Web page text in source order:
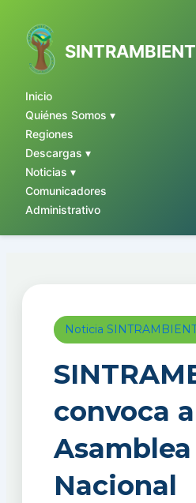
Inicio
Quiénes Somos ▾
Regiones
Descargas ▾
Noticias ▾
Comunicadores
Administrativo
contenido
Noticia
convoca a
Asamblea
Nacional